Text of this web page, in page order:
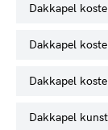
dakkapel
dakkapel
dakkapel
dakkapel